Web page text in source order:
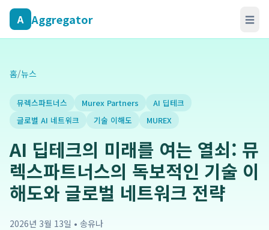
A Aggregator ☰
홈/뉴스
뮤렉스파트너스 Murex Partners
AI 딥테크
글로벌 AI 네트워크
기술 이해도 MUREX
AI 딥테크의 미래를 여는 열쇠: 뮤
렉스파트너스의 독보적인 기술 이
해도와 글로벌 네트워크 전략
2026년 3월 13일 • 송유나